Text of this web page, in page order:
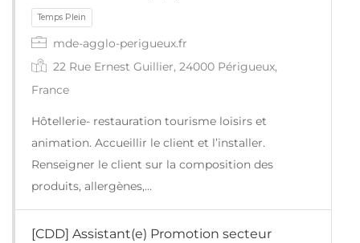
Temps Plein
mde-agglo-perigueux.fr
22 Rue Ernest Guillier, 24000 Périgueux,
France
Hôtellerie- restauration tourisme loisirs et
animation. Accueillir le client et l’installer.
Renseigner le client sur la composition des
produits, allergènes,…
[CDD] Assistant(e) Promotion secteur